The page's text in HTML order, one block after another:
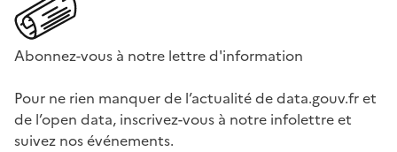
Abonnez-vous à notre lettre d'information
Pour ne rien manquer de l’actualité de data.gouv.fr et
de l’open data, inscrivez-vous à notre infolettre et
suivez nos événements.